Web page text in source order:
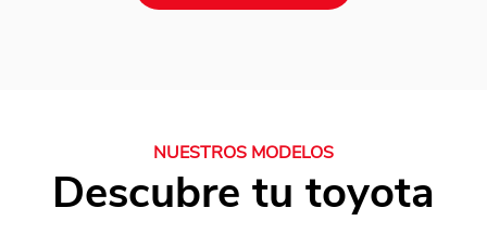
NUESTROS MODELOS
Descubre tu toyota